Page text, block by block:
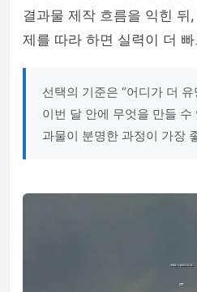
결과물 제작 흐름을 익힌 뒤
제를 따라 하면 실력이 더
선택의 기준은 “어디가 더
이번 달 안에 무엇을 만들 수
과물이 분명한 과정이 가장